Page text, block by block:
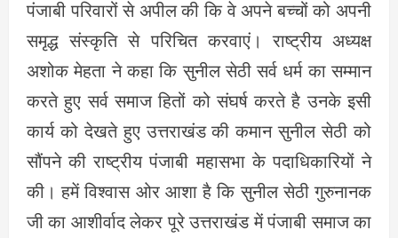
पंजाबी परिवारों से अपील की कि वे अपने बच्चों को अपनी
समृद्ध संस्कृति से परिचित करवाएं। राष्ट्रीय अध्यक्ष
अशोक मेहता ने कहा कि सुनील सेठी सर्व धर्म का सम्मान
करते हुए सर्व समाज हितों को संघर्ष करते है उनके इसी
कार्य को देखते हुए उत्तराखंड की कमान सुनील सेठी को
सौंपने की राष्ट्रीय पंजाबी महासभा के पदाधिकारियों ने
की। हमें विश्वास ओर आशा है कि सुनील सेठी गुरुनानक
जी का आशीर्वाद लेकर पूरे उत्तराखंड में पंजाबी समाज का